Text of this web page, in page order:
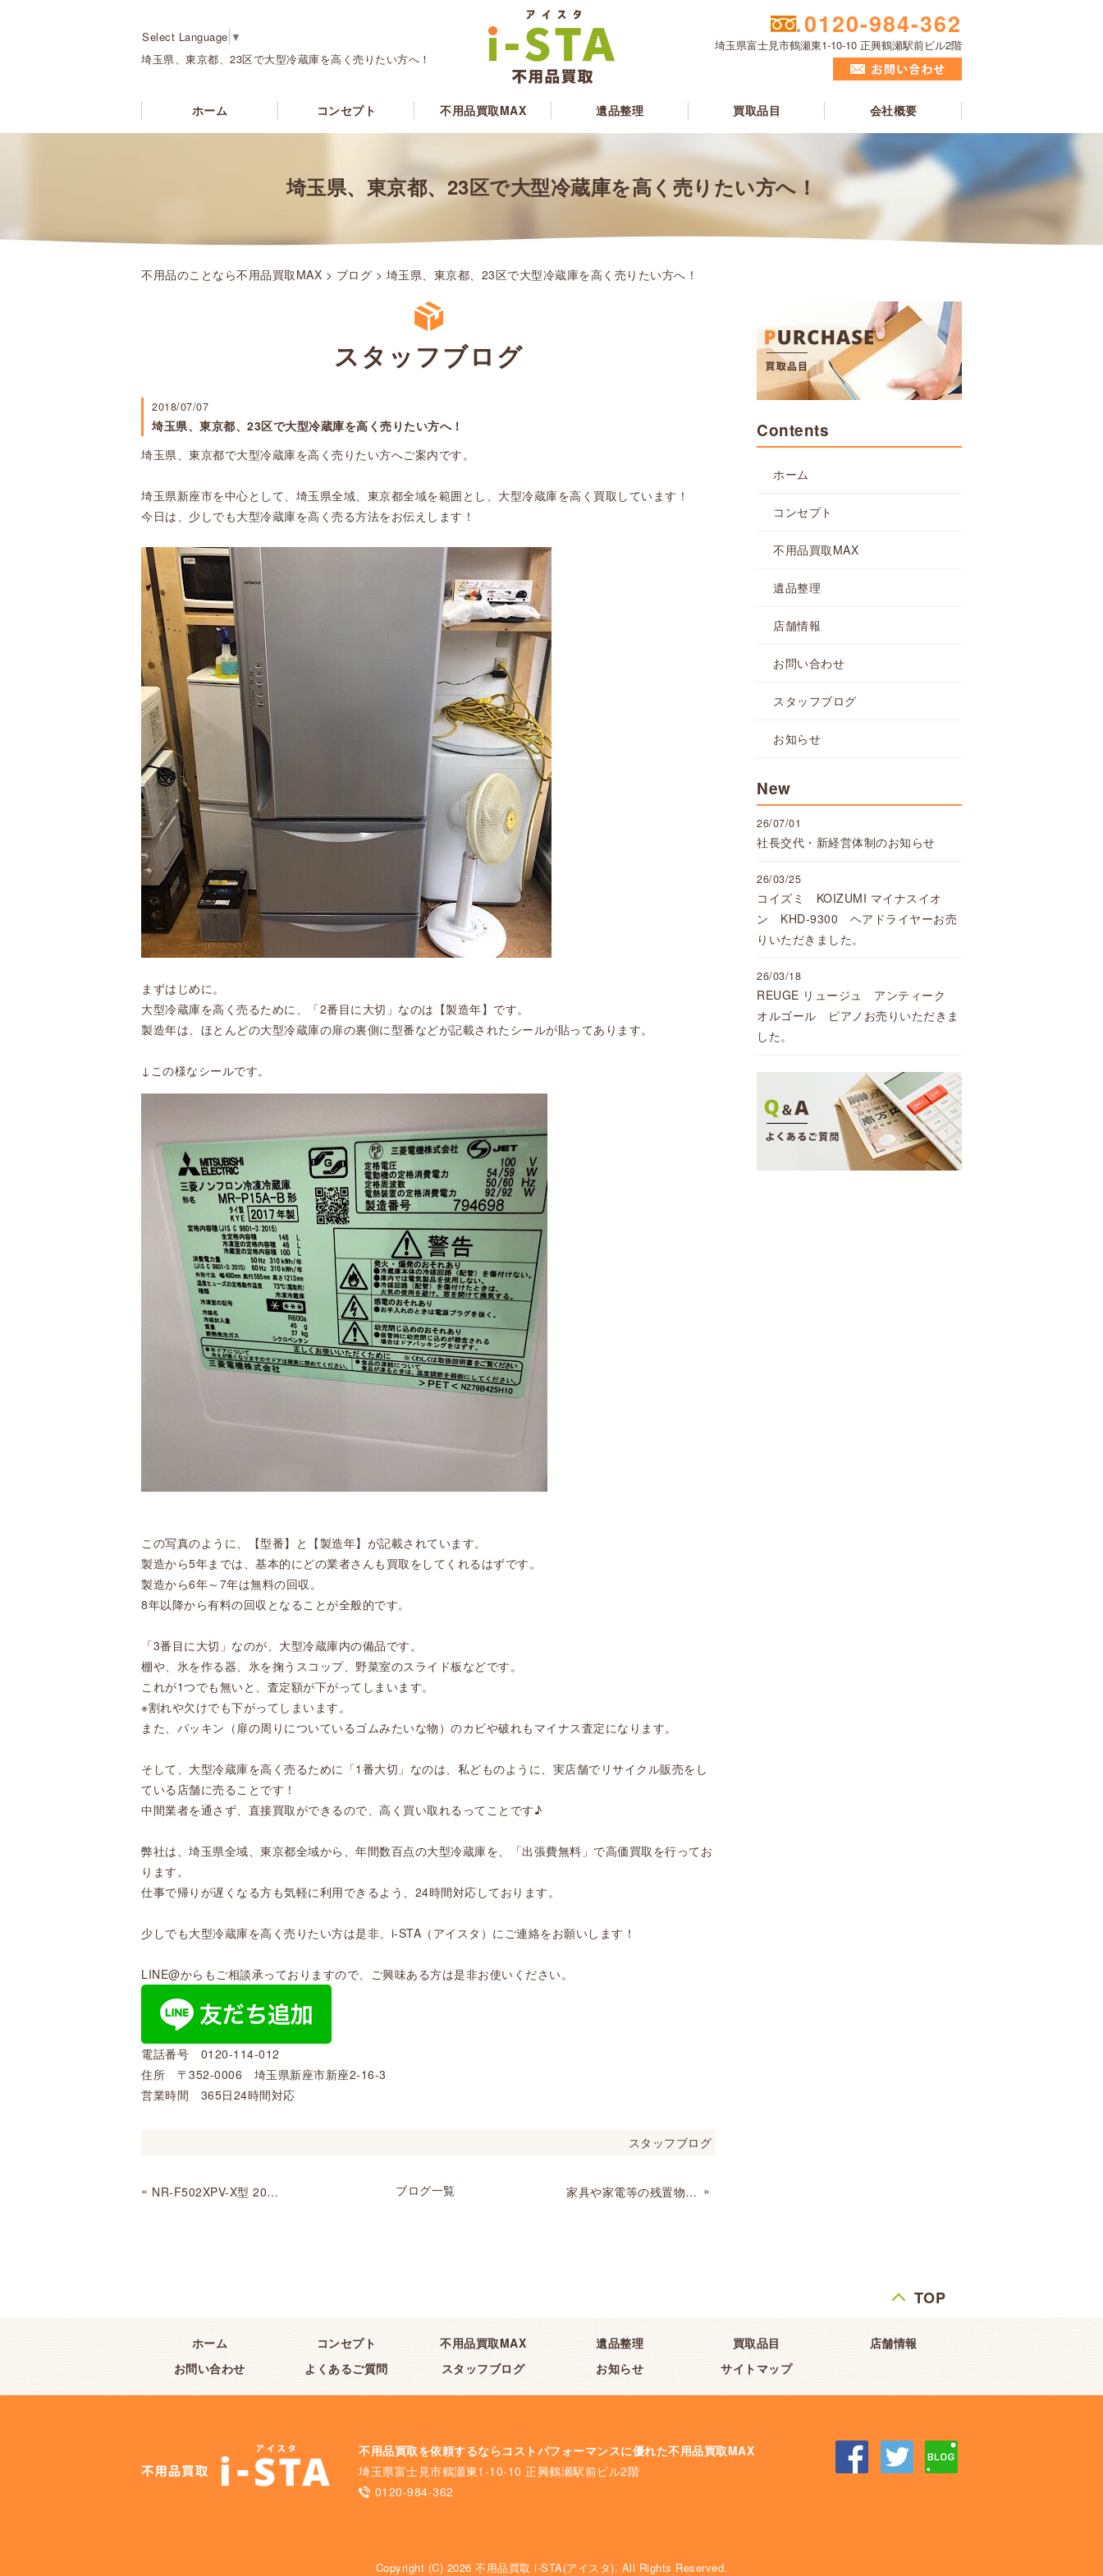
Select Language ▼
埼玉県、東京都、23区で大型冷蔵庫を高く売りたい方へ！
0120-984-362
埼玉県富士見市鶴瀬東1-10-10 正興鶴瀬駅前ビル2階
ホーム コンセプト 不用品買取MAX 遺品整理 買取品目 会社概要
埼玉県、東京都、23区で大型冷蔵庫を高く売りたい方へ！
不用品のことなら不用品買取MAX > ブログ > 埼玉県、東京都、23区で大型冷蔵庫を高く売りたい方へ！
スタッフブログ
2018/07/07
埼玉県、東京都、23区で大型冷蔵庫を高く売りたい方へ！
埼玉県、東京都で大型冷蔵庫を高く売りたい方へご案内です。
埼玉県新座市を中心として、埼玉県全域、東京都全域を範囲とし、大型冷蔵庫を高く買取しています！
今日は、少しでも大型冷蔵庫を高く売る方法をお伝えします！
まずはじめに。
大型冷蔵庫を高く売るために、「2番目に大切」なのは【製造年】です。
製造年は、ほとんどの大型冷蔵庫の扉の裏側に型番などが記載されたシールが貼ってあります。
↓この様なシールです。
この写真のように、【型番】と【製造年】が記載されています。
製造から5年までは、基本的にどの業者さんも買取をしてくれるはずです。
製造から6年～7年は無料の回収。
8年以降から有料の回収となることが全般的です。
「3番目に大切」なのが、大型冷蔵庫内の備品です。
棚や、氷を作る器、氷を掬うスコップ、野菜室のスライド板などです。
これが1つでも無いと、査定額が下がってしまいます。
※割れや欠けでも下がってしまいます。
また、パッキン（扉の周りについているゴムみたいな物）のカビや破れもマイナス査定になります。
そして、大型冷蔵庫を高く売るために「1番大切」なのは、私どものように、実店舗でリサイクル販売をし
ている店舗に売ることです！
中間業者を通さず、直接買取ができるので、高く買い取れるってことです♪
弊社は、埼玉県全域、東京都全域から、年間数百点の大型冷蔵庫を、「出張費無料」で高価買取を行ってお
ります。
仕事で帰りが遅くなる方も気軽に利用できるよう、24時間対応しております。
少しでも大型冷蔵庫を高く売りたい方は是非、i-STA（アイスタ）にご連絡をお願いします！
LINE@からもご相談承っておりますので、ご興味ある方は是非お使いください。
電話番号 0120-114-012
住所 〒352-0006 埼玉県新座市新座2-16-3
営業時間 365日24時間対応
スタッフブログ
« NR-F502XPV-X型 2017年製 東京都練馬区にて買取 ブログ一覧 家具や家電等の残置物の回収処分の費用にお困りの皆様へ »
Contents
ホーム
コンセプト
不用品買取MAX
遺品整理
店舗情報
お問い合わせ
スタッフブログ
お知らせ
New
26/07/01
社長交代・新経営体制のお知らせ
26/03/25
コイズミ KOIZUMI マイナスイオ
ン KHD-9300 ヘアドライヤーお売
りいただきました。
26/03/18
REUGE リュージュ アンティーク
オルゴール ピアノお売りいただきま
した。
TOP
ホーム コンセプト 不用品買取MAX 遺品整理 買取品目
店舗情報
お問い合わせ
よくあるご質問 スタッフブログ お知らせ サイトマップ
不用品買取を依頼するならコストパフォーマンスに優れた不用品買取MAX
埼玉県富士見市鶴瀬東1-10-10 正興鶴瀬駅前ビル2階
0120-984-362
Copyright (C) 2026 不用品買取 i-STA(アイスタ). All Rights Reserved.